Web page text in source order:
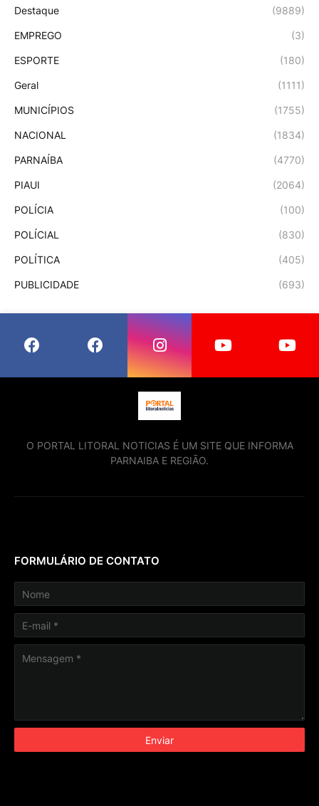
Destaque (9889)
EMPREGO (3)
ESPORTE (180)
Geral (1111)
MUNICÍPIOS (1755)
NACIONAL (1834)
PARNAÍBA (4770)
PIAUI (2064)
POLÍCIA (100)
POLÍCIAL (830)
POLÍTICA (405)
PUBLICIDADE (693)
O PORTAL LITORAL NOTICIAS É UM SITE QUE INFORMA
PARNAIBA E REGIÃO.
FORMULÁRIO DE CONTATO